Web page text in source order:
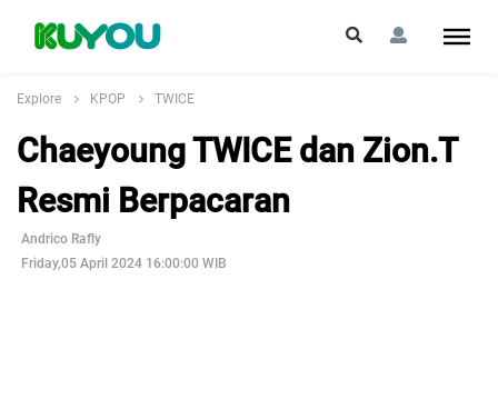
Explore KPOP TWICE
Chaeyoung TWICE dan Zion.T
Resmi Berpacaran
Andrico Rafly
Friday,05 April 2024 16:00:00 WIB